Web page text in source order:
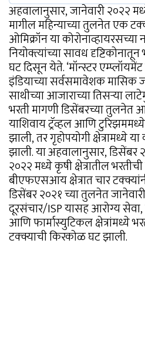
अहवालानुसार, जानेवारी २०२२
मागील महिन्याच्या तुलनेत एक
ओमिक्रॉन या
नियोक्त्यांच्या सावध
घट दिसून येते. ‘मॉन्स्टर
इंडियाच्या सर्वसमावेशक मासिक
साथीच्या आजाराच्या तिसऱ्या
भरती मागणी डिसेंबरच्या
याशिवाय ट्रॅव्हल आणि
झाली, तर गृहोपयोगी क्षेत्रामध्ये
झाली. या अहवालानुसार, डिसेंबर
२०२२ मध्ये कृषी क्षेत्रातील
बीएफएसआय क्षेत्रात चार
डिसेंबर २०२१ च्या तुलनेत
दूरसंचार/ISP यासह आरोग्य सेवा,
आणि फार्मास्युटिकल क्षेत्रांमध्ये
टक्क्याची किरकोळ घट झाली.